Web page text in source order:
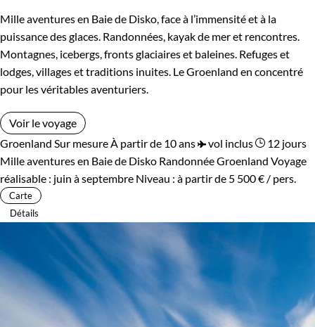
Mille aventures en Baie de Disko, face à l’immensité et à la
puissance des glaces. Randonnées, kayak de mer et rencontres.
Montagnes, icebergs, fronts glaciaires et baleines. Refuges et
lodges, villages et traditions inuites. Le Groenland en concentré
pour les véritables aventuriers.
Voir le voyage
Groenland Sur mesure À partir de 10 ans vol inclus
12 jours
Mille aventures en Baie de Disko Randonnée Groenland Voyage
réalisable : juin à septembre Niveau : à partir de 5 500 € / pers.
Carte
Détails